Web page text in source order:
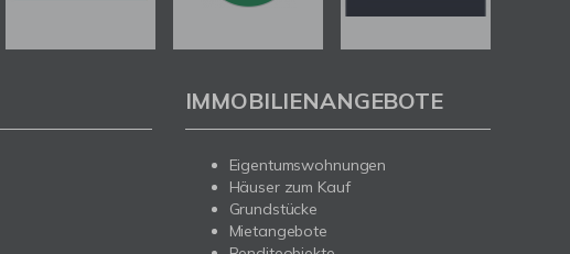
IMMOBILIENANGEBOTE
Eigentumswohnungen
Häuser zum Kauf
Grundstücke
Mietangebote